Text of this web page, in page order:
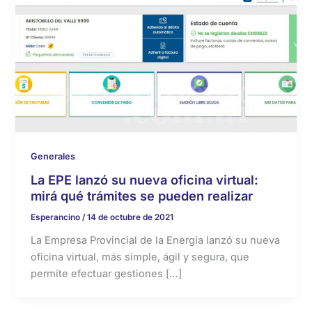
Generales
La EPE lanzó su nueva oficina virtual:
mirá qué trámites se pueden realizar
Esperancino/14 de octubre de 2021
La Empresa Provincial de la Energía lanzó su nueva
oficina virtual, más simple, ágil y segura, que
permite efectuar gestiones […]